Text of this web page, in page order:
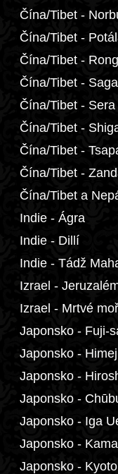
Čína/Tibet -
Čína/Tibet -
Čína/Tibet -
Čína/Tibet - Saga
Čína/Tibet - Sera
Čína/Tibet -
Čína/Tibet -
Čína/Tibet -
Čína/Tibet a
Indie - Ágra
Indie - Dillí
Indie - Tádž
Izrael -
Izrael - Mrtvé
Japonsko - Fuji-
Japonsko -
Japonsko -
Japonsko -
Japonsko - Iga
Japonsko -
Japonsko - Kyoto